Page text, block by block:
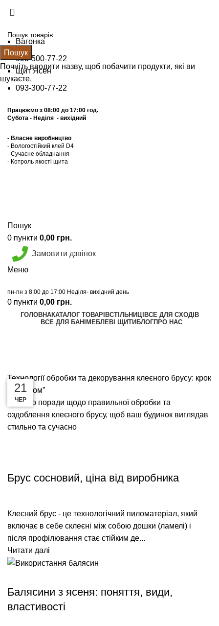
Вагонка
093-500-77-22
Щит Ясен
093-300-77-22
Працюємо з 08:00 до 17:00 год.
Субота - Неділя - вихідний
- Власне виробництво
- Вологостійкий клей D4
- Сучасне обладнання
- Котроль якоcті щита
Пошук
0 пункти 0,00 грн.
Замовити дзвінок
Меню
пн-пн з 8:00 до 17:00 Неділя- вихідний день
0 пункти 0,00 грн.
ГОЛОВНАКАТАЛОГ ТОВАРІВСТІЛЬНИЦІ ВСЕ ДЛЯ СХОДІВ
ВСЕ ДЛЯ БАНІ МЕБЛЕВІ ЩИТИ БЛОГПРО НАС
Технології обробки та декорування клеєного брусу: крок
за кроком”
Надамо поради щодо правильної обробки та
оздоблення клеєного брусу, щоб ваш будинок виглядав
стильно та сучасно
15
ЛИС
Брус сосновий, ціна від виробника
Клеєний брус - це технологічний пиломатеріал, який
включає в себе склеєні між собою дошки (ламелі) і
після профілювання стає стійким де...
Читати далі
03
ЛИС
Балясини з ясеня: поняття, види,
властивості
15
ВЕР
21
ЧЕР
Пошук
Почніть вводити назву, щоб побачити продукти, які ви
шукаєте.